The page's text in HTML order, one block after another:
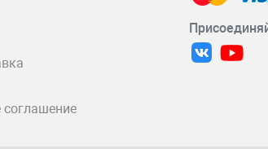
соглашение